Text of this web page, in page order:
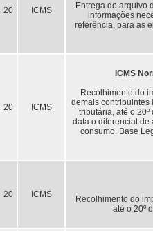
20 ICMS
Entrega do arquivo
informações
referência, para as
20 ICMS
ICMS
Recolhimento do
demais contribuintes
tributária, até o
data o diferencial de
consumo. Base
20 ICMS
Recolhimento do
até o 20º